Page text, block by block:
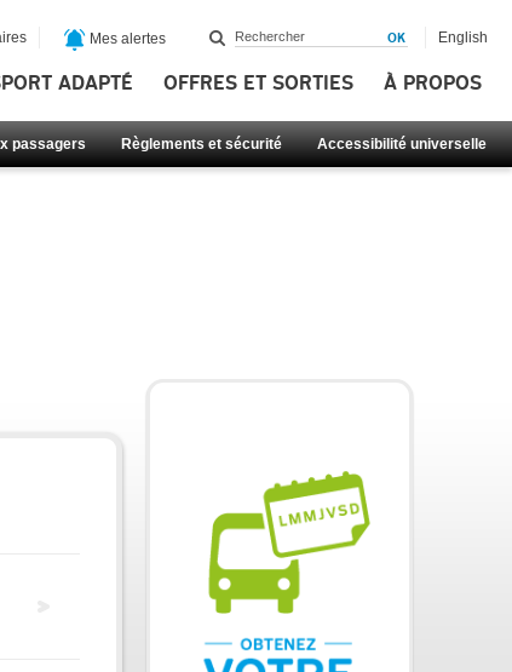
ADAPTÉ OFFRES ET SORTIES À PROPOS
passagers Règlements et sécurité Accessibilité universelle
Mes alertes English